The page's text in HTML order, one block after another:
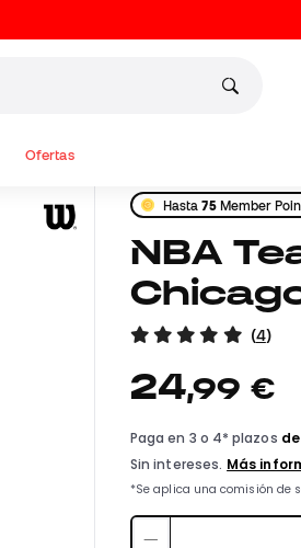
Ofertas
Hasta75Member
NBA Team Mini Hoop
(4)
24,99 €